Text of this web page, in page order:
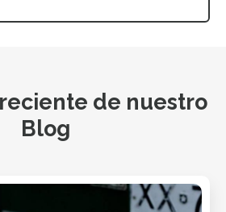
de nuestro
Blog